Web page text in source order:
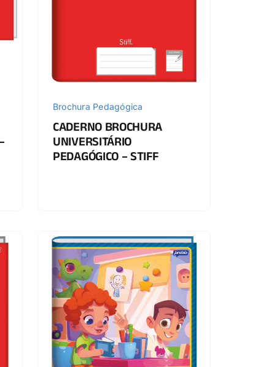
Brochura Pedagógica
CADERNO BROCHURA
UNIVERSITÁRIO
PEDAGÓGICO – STIFF